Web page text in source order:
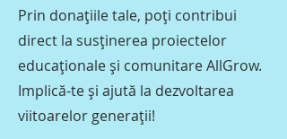
Prin donațiile tale, poți contribui
direct la susținerea proiectelor
educaționale și comunitare AllGrow.
Implică-te și ajută la dezvoltarea
viitoarelor generații!